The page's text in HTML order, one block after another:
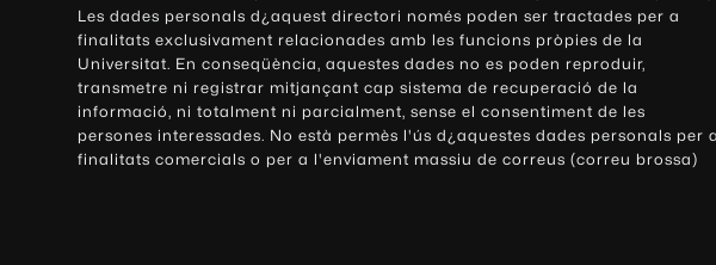
Les dades personals d¿aquest directori només poden ser tractades per a
finalitats exclusivament relacionades amb les funcions pròpies de la
Universitat. En conseqüència, aquestes dades no es poden reproduir,
transmetre ni registrar mitjançant cap sistema de recuperació de la
informació, ni totalment ni parcialment, sense el consentiment de les
persones interessades. No està permès l'ús d¿aquestes dades personals per a
finalitats comercials o per a l'enviament massiu de correus (correu brossa)